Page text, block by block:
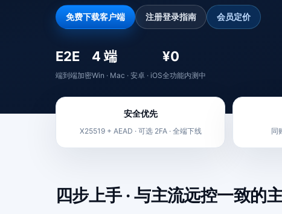
免费下载客户端 注册登录指南 会员定价
E2E
端到端加密
4 端
Win · Mac · 安卓 · iOS
¥0
全功能内测中
安全优先
X25519 + AEAD · 可选 2FA · 全端下线 同
四步上手 · 与主流远控一致的